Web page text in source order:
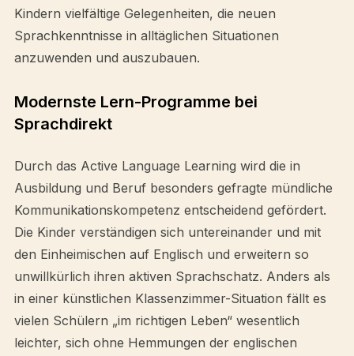
Kindern vielfältige Gelegenheiten, die neuen
Sprachkenntnisse in alltäglichen Situationen
anzuwenden und auszubauen.
Modernste Lern-Programme bei
Sprachdirekt
Durch das Active Language Learning wird die in
Ausbildung und Beruf besonders gefragte mündliche
Kommunikationskompetenz entscheidend gefördert.
Die Kinder verständigen sich untereinander und mit
den Einheimischen auf Englisch und erweitern so
unwillkürlich ihren aktiven Sprachschatz. Anders als
in einer künstlichen Klassenzimmer-Situation fällt es
vielen Schülern „im richtigen Leben“ wesentlich
leichter, sich ohne Hemmungen der englischen